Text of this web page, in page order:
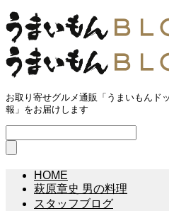
お取り寄せグルメ通販「うまいもんド
報」をお届けします
HOME
萩原章史 男の料理
スタッフブログ